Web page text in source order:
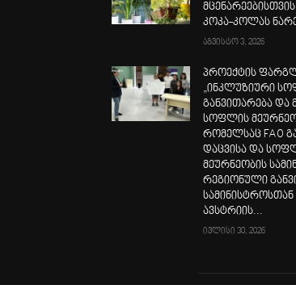
კოკა-კოლას
აგვისტო 3, 2026
პროექტის
„ინკლუზიური
განვითარება და
სოფლის
რომელსაც FAO
დაცვისა და
მეურნეობის
რეგიონული
ავსტრიის...
ივლისი 30, 2026